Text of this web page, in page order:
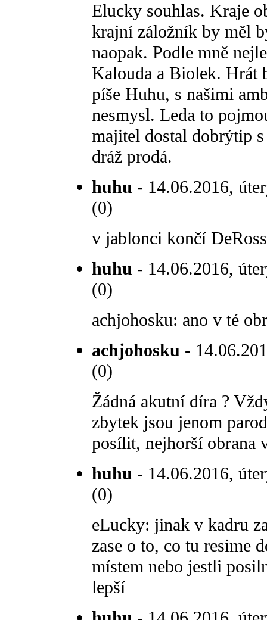
Elucky souhlas. Kraje
krajní záložník by měl
naopak. Podle mně
Kalouda a Biolek. Hrát
píše Huhu, s našimi
nesmysl. Leda to
majitel dostal dobrýtip
dráž prodá.
huhu - 14.06.2016,
(0)
v jablonci končí
huhu - 14.06.2016,
(0)
achjohosku: ano v té
achjohosku -
(0)
Žádná akutní díra ?
zbytek jsou jenom
posílit, nejhorší obrana
huhu - 14.06.2016,
(0)
eLucky: jinak v kadru
zase o to, co tu resime
místem nebo jestli
lepší